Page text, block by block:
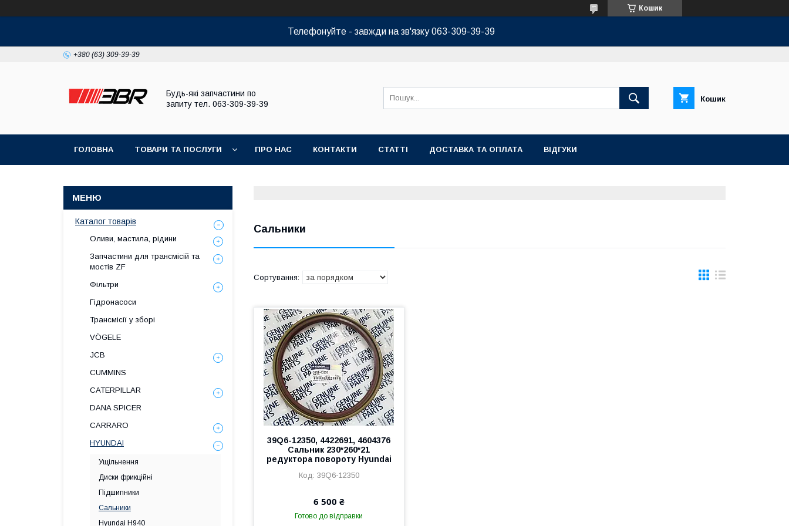
Кошик
Телефонуйте - завжди на зв'язку 063-309-39-39
+380 (63) 309-39-39
Будь-які запчастини по
запиту тел. 063-309-39-39
Кошик
ГОЛОВНА ТОВАРИ ТА ПОСЛУГИ ПРО НАС КОНТАКТИ СТАТТІ ДОСТАВКА ТА ОПЛАТА ВІДГУКИ
Сальники
39Q6-12350, 4422691, 4604376
Сальник 230*260*21
редуктора повороту Hyundai
39Q6-12350
6 500 ₴
Готово до відправки
Каталог товарів
Оливи, мастила, рідини
Запчастини для трансмісій та
мостів ZF
Фільтри
Гідронасоси
Трансмісії у зборі
VÖGELE
JCB
CUMMINS
CATERPILLAR
DANA SPICER
СARRARO
HYUNDAI
Ущільнення
Диски фрикційні
Підшипники
Сальники
Hyundai H940